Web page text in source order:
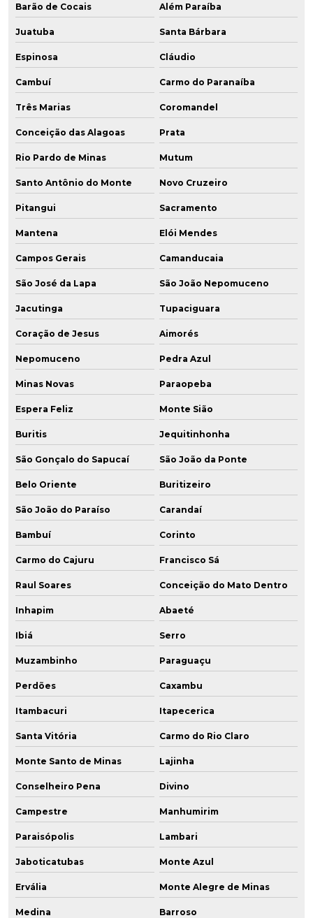
Barão de Cocais Além Paraíba
Juatuba Santa Bárbara
Espinosa Cláudio
Cambuí Carmo do Paranaíba
Três Marias Coromandel
Conceição das Alagoas Prata
Rio Pardo de Minas Mutum
Santo Antônio do Monte Novo Cruzeiro
Pitangui Sacramento
Mantena Elói Mendes
Campos Gerais Camanducaia
São José da Lapa São João Nepomuceno
Jacutinga Tupaciguara
Coração de Jesus Aimorés
Nepomuceno Pedra Azul
Minas Novas Paraopeba
Espera Feliz Monte Sião
Buritis Jequitinhonha
São Gonçalo do Sapucaí São João da Ponte
Belo Oriente Buritizeiro
São João do Paraíso Carandaí
Bambuí Corinto
Carmo do Cajuru Francisco Sá
Raul Soares Conceição do Mato Dentro
Inhapim Abaeté
Ibiá Serro
Muzambinho Paraguaçu
Perdões Caxambu
Itambacuri Itapecerica
Santa Vitória Carmo do Rio Claro
Monte Santo de Minas Lajinha
Conselheiro Pena Divino
Campestre Manhumirim
Paraisópolis Lambari
Jaboticatubas Monte Azul
Ervália Monte Alegre de Minas
Medina Barroso